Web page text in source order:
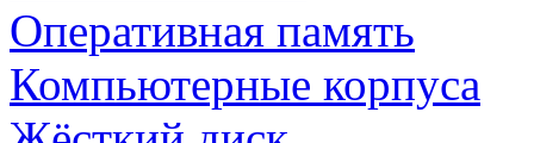
Оперативная память
Компьютерные корпуса